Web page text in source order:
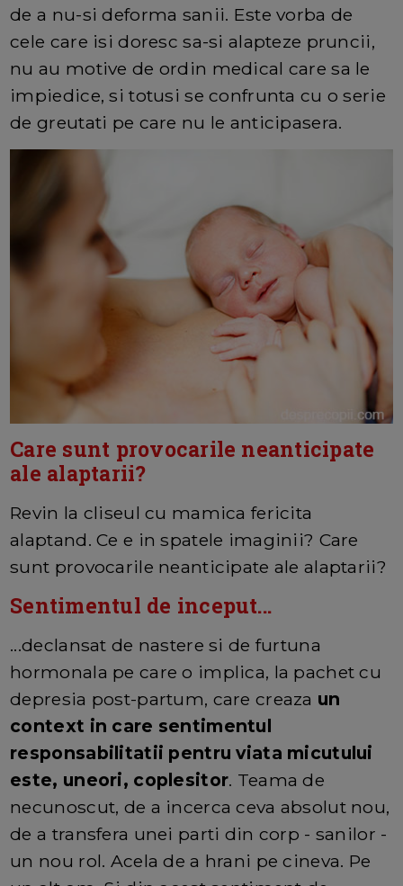
de a nu-si deforma sanii. Este vorba de
cele care isi doresc sa-si alapteze pruncii,
nu au motive de ordin medical care sa le
impiedice, si totusi se confrunta cu o serie
de greutati pe care nu le anticipasera.
Care sunt provocarile neanticipate
ale alaptarii?
Revin la cliseul cu mamica fericita
alaptand. Ce e in spatele imaginii? Care
sunt provocarile neanticipate ale alaptarii?
Sentimentul de inceput...
...declansat de nastere si de furtuna
hormonala pe care o implica, la pachet cu
depresia post-partum, care creaza un
context in care sentimentul
responsabilitatii pentru viata micutului
este, uneori, coplesitor. Teama de
necunoscut, de a incerca ceva absolut nou,
de a transfera unei parti din corp - sanilor -
un nou rol. Acela de a hrani pe cineva. Pe